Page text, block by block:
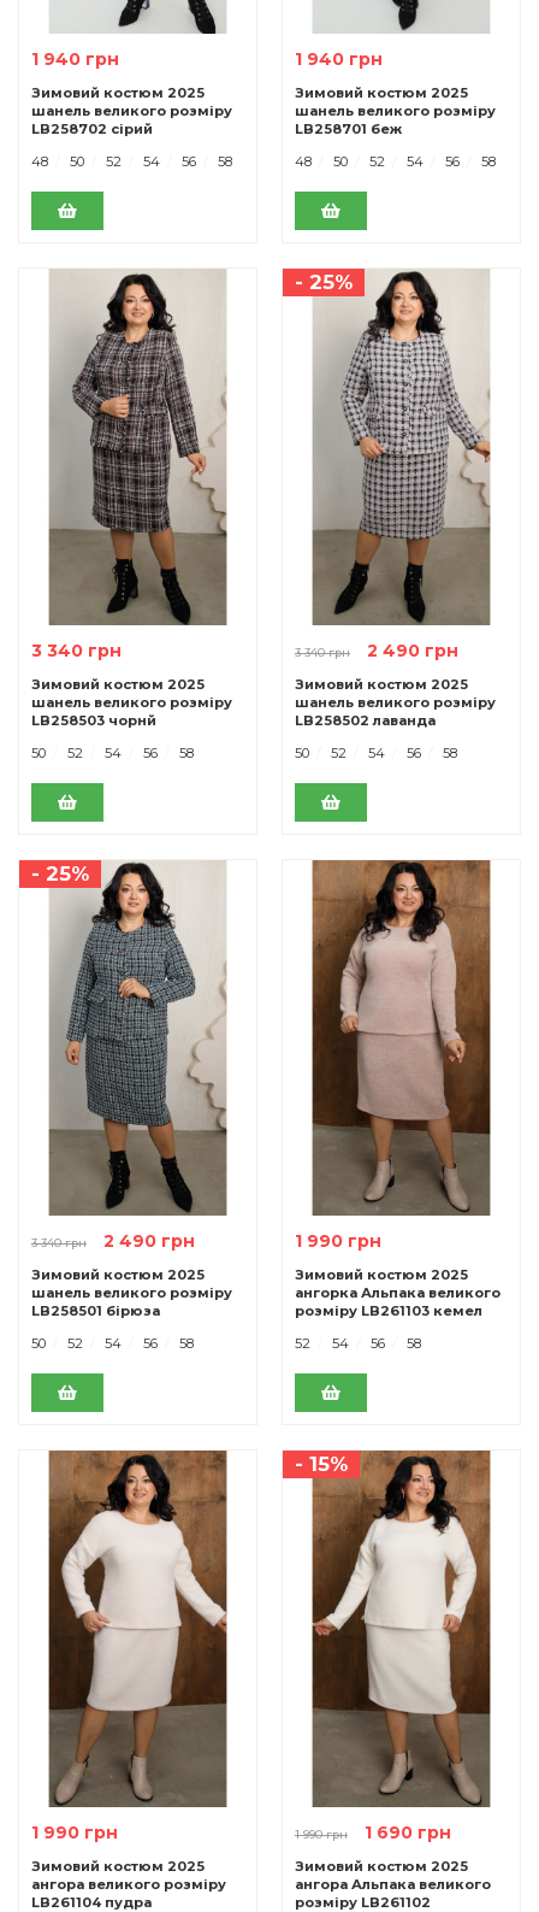
1 940 грн
Зимовий костюм 2025
шанель великого розміру
LB258702 сірий
48
50 52 54 56 58
1 940 грн
Зимовий костюм 2025
шанель великого розміру
LB258701 беж
48
50 52 54 56 58
3 340 грн
Зимовий костюм 2025
шанель великого розміру
LB258503 чорнй
50
52 54 56 58
- 25%
3 340 грн 2 490 грн
Зимовий костюм 2025
шанель великого розміру
LB258502 лаванда
50
52 54 56 58
- 25%
3 340 грн 2 490 грн
Зимовий костюм 2025
шанель великого розміру
LB258501 бірюза
50
52 54 56 58
1 990 грн
Зимовий костюм 2025
ангорка Альпака великого
розміру LB261103 кемел
52
54 56 58
1 990 грн
Зимовий костюм 2025
ангора великого розміру
LB261104 пудра
- 15%
1 990 грн 1 690 грн
Зимовий костюм 2025
ангора Альпака великого
розміру LB261102